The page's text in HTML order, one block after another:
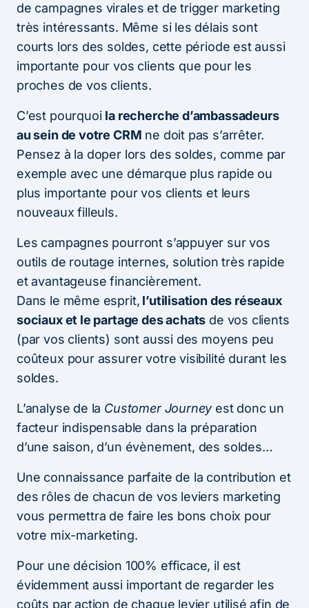
de campagnes virales et de trigger marketing
très intéressants. Même si les délais sont
courts lors des soldes, cette période est aussi
importante pour vos clients que pour les
proches de vos clients.
C’est pourquoi la recherche d’ambassadeurs
au sein de votre CRM ne doit pas s’arrêter.
Pensez à la doper lors des soldes, comme par
exemple avec une démarque plus rapide ou
plus importante pour vos clients et leurs
nouveaux filleuls.
Les campagnes pourront s’appuyer sur vos
outils de routage internes, solution très rapide
et avantageuse financièrement.
Dans le même esprit, l’utilisation des réseaux
sociaux et le partage des achats de vos clients
(par vos clients) sont aussi des moyens peu
coûteux pour assurer votre visibilité durant les
soldes.
L’analyse de la Customer Journeyest donc un
facteur indispensable dans la préparation
d’une saison, d’un évènement, des soldes…
Une connaissance parfaite de la contribution et
des rôles de chacun de vos leviers marketing
vous permettra de faire les bons choix pour
votre mix-marketing.
Pour une décision 100% efficace, il est
évidemment aussi important de regarder les
coûts par action de chaque levier utilisé afin de